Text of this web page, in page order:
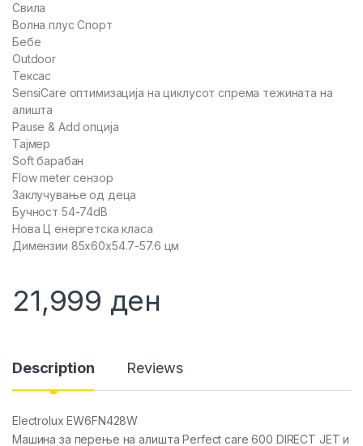
Свила
Волна плус Спорт
Бебе
Outdoor
Тексас
SensiCare оптимизација на циклусот спрема тежината на
алишта
Pause & Add опција
Тајмер
Soft барабан
Flow meter сензор
Заклучување од деца
Бучност 54-74dB
Нова Ц енергетска класа
Димензии 85x60x54.7-57.6 цм
21,999 ден
Description Reviews
Electrolux EW6FN428W
Машина за перење на алишта Perfect care 600 DIRECT JET и